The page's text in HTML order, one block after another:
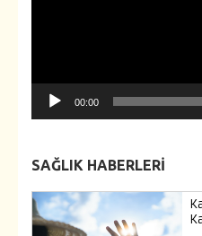
00:00
SAĞLIK HABERLERI